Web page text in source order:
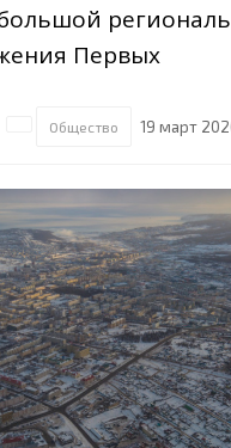
Первых
Общество 19 март